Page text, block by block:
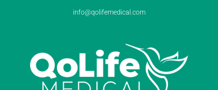
info@qolifemedical.com